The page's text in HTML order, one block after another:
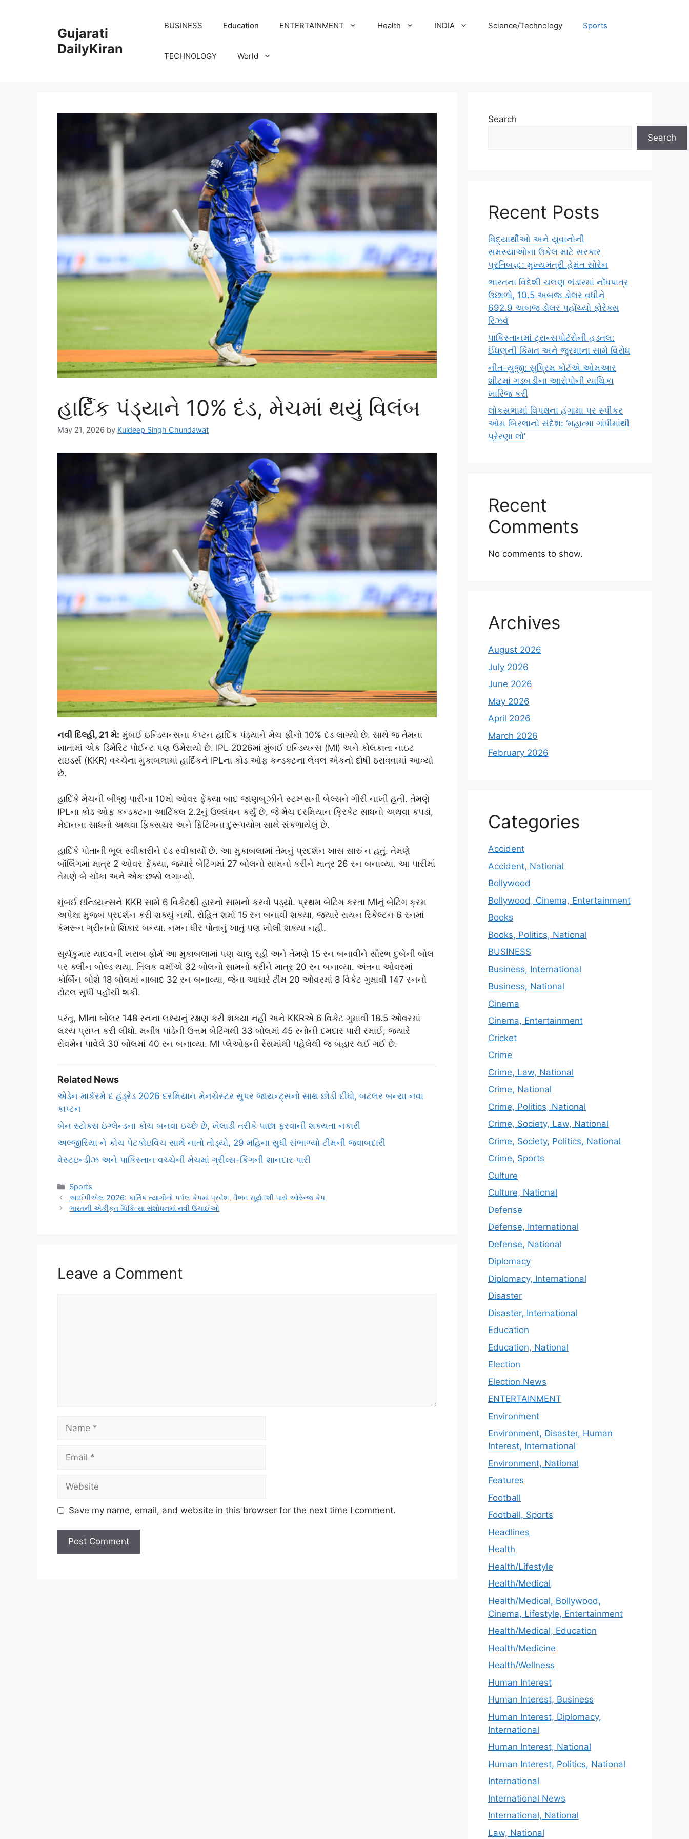
Gujarati
DailyKiran
BUSINESS Education ENTERTAINMENT Health INDIA Science/Technology Sports
TECHNOLOGY World
હાર્દિક પંડ્યાને 10% દંડ, મેચમાં થયું વિલંબ
May 21, 2026 by Kuldeep Singh Chundawat
નવી દિલ્હી, 21 મે: મુંબઈ ઇન્ડિયન્સના કૅપ્ટન હાર્દિક પંડ્યાને મેચ ફીનો 10% દંડ લાગ્યો છે. સાથે જ તેમના
ખાતામાં એક ડિમેરિટ પોઈન્ટ પણ ઉમેરાયો છે. IPL 2026માં મુંબઈ ઇન્ડિયન્સ (MI) અને કોલકાતા નાઇટ
રાઇડર્સ (KKR) વચ્ચેના મુકાબલામાં હાર્દિકને IPLના કોડ ઓફ કન્ડક્ટના લેવલ એકનો દોષી ઠરાવવામાં આવ્યો
છે.
હાર્દિકે મેચની બીજી પારીના 10મો ઓવર ફેંક્યા બાદ જાણબૂઝીને સ્ટમ્પ્સની બેલ્સને ગીરી નાખી હતી. તેમણે
IPLના કોડ ઓફ કન્ડક્ટના આર્ટિકલ 2.2નું ઉલ્લંઘન કર્યું છે, જે મેચ દરમિયાન ક્રિકેટ સાધનો અથવા કપડાં,
મેદાનના સાધનો અથવા ફિક્સચર અને ફિટિંગના દુરૂપયોગ સાથે સંકળાયેલું છે.
હાર્દિકે પોતાની ભૂલ સ્વીકારીને દંડ સ્વીકાર્યો છે. આ મુકાબલામાં તેમનું પ્રદર્શન ખાસ સારું ન હતું. તેમણે
બૉલિંગમાં માત્ર 2 ઓવર ફેંક્યા, જ્યારે બેટિંગમાં 27 બોલનો સામનો કરીને માત્ર 26 રન બનાવ્યા. આ પારીમાં
તેમણે બે ચોંકા અને એક છક્કો લગાવ્યો.
મુંબઈ ઇન્ડિયન્સને KKR સામે 6 વિકેટથી હારનો સામનો કરવો પડ્યો. પ્રથમ બેટિંગ કરતા MIનું બેટિંગ ક્રમ
અપેક્ષા મુજબ પ્રદર્શન કરી શક્યું નથી. રોહિત શર્મા 15 રન બનાવી શક્યા, જ્યારે રાયન રિકેલ્ટન 6 રનમાં
કૅમરૂન ગ્રીનનો શિકાર બન્યા. નમન ધીર પોતાનું ખાતું પણ ખોલી શક્યા નહીં.
સૂર્યકુમાર યાદવની ખરાબ ફોર્મ આ મુકાબલામાં પણ ચાલુ રહી અને તેમણે 15 રન બનાવીને સૌરભ દુબેની બોલ
પર ક્લીન બોલ્ડ થયા. તિલક વર્માએ 32 બોલનો સામનો કરીને માત્ર 20 રન બનાવ્યા. અંતના ઓવરમાં
કોર્બિન બોશે 18 બોલમાં નાબાદ 32 રન બનાવ્યા, જેના આધારે ટીમ 20 ઓવરમાં 8 વિકેટ ગુમાવી 147 રનનો
ટોટલ સુધી પહોંચી શકી.
પરંતુ, MIના બોલર 148 રનના લક્ષ્યનું રક્ષણ કરી શક્યા નહીં અને KKRએ 6 વિકેટ ગુમાવી 18.5 ઓવરમાં
લક્ષ્ય પ્રાપ્ત કરી લીધો. મનીષ પાંડેની ઉત્તમ બેટિંગથી 33 બોલમાં 45 રનોની દમદાર પારી રમાઈ, જ્યારે
રોવમેન પાવેલે 30 બોલમાં 40 રન બનાવ્યા. MI પ્લેઓફની રેસમાંથી પહેલેથી જ બહાર થઈ ગઈ છે.
Related News
એડેન માર્કરમે દ હંડ્રેડ 2026 દરમિયાન મેનચેસ્ટર સુપર જાયન્ટ્સનો સાથ છોડી દીધો, બટલર બન્યા નવા
કાપ્ટન
બેન સ્ટોક્સ ઇંગ્લેન્ડના કોચ બનવા ઇચ્છે છે, ખેલાડી તરીકે પાછા ફરવાની શક્યતા નકારી
અલ્જીરિયા ને કોચ પેટકોઇવિચ સાથે નાતો તોડ્યો, 29 મહિના સુધી સંભાળ્યો ટીમની જવાબદારી
વેસ્ટઇન્ડીઝ અને પાકિસ્તાન વચ્ચેની મેચમાં ગ્રીવ્સ-કિંગની શાનદાર પારી
Categories
Sports
આઈપીએલ 2026: કાર્તિક ત્યાગીનો પર્પલ કેપમાં પ્રવેશ, વૈભવ સૂર્યવંશી પાસે ઓરેન્જ કેપ
ભારતની એકીકૃત ચિકિત્સા સંશોધનમાં નવી ઉંચાઈઓ
Leave a Comment
Save my name, email, and website in this browser for the next time I comment.
Search
Search
Recent Posts
વિદ્યાર્થીઓ અને યુવાનોની
સમસ્યાઓના ઉકેલ માટે સરકાર
પ્રતિબદ્ધ: મુખ્યમંત્રી હેમંત સોરેન
ભારતના વિદેશી ચલણ ભંડારમાં નોંધપાત્ર
ઉછાળો, 10.5 અબજ ડોલર વધીને
692.9 અબજ ડોલર પહોંચ્યો ફોરેક્સ
રિઝર્વ
પાકિસ્તાનમાં ટ્રાન્સપોર્ટરોની હડતલ:
ઈંધણની કિંમત અને જુરમાના સામે વિરોધ
નીત-યુજી: સુપ્રિમ કોર્ટએ ઓમઆર
શીટમાં ગડબડીના આરોપોની યાચિકા
ખારિજ કરી
લોકસભામાં વિપક્ષના હંગામા પર સ્પીકર
ઓમ બિરલાનો સંદેશ: ‘મહાત્મા ગાંધીમાંથી
પ્રેરણા લો’
Recent
Comments
No comments to show.
Archives
August 2026
July 2026
June 2026
May 2026
April 2026
March 2026
February 2026
Categories
Accident
Accident, National
Bollywood
Bollywood, Cinema, Entertainment
Books
Books, Politics, National
BUSINESS
Business, International
Business, National
Cinema
Cinema, Entertainment
Cricket
Crime
Crime, Law, National
Crime, National
Crime, Politics, National
Crime, Society, Law, National
Crime, Society, Politics, National
Crime, Sports
Culture
Culture, National
Defense
Defense, International
Defense, National
Diplomacy
Diplomacy, International
Disaster
Disaster, International
Education
Education, National
Election
Election News
ENTERTAINMENT
Environment
Environment, Disaster, Human
Interest, International
Environment, National
Features
Football
Football, Sports
Headlines
Health
Health/Lifestyle
Health/Medical
Health/Medical, Bollywood,
Cinema, Lifestyle, Entertainment
Health/Medical, Education
Health/Medicine
Health/Wellness
Human Interest
Human Interest, Business
Human Interest, Diplomacy,
International
Human Interest, National
Human Interest, Politics, National
International
International News
International, National
Law, National